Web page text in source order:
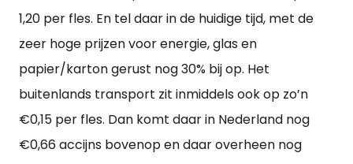
1,20 per fles. En tel daar in de huidige tijd, met de
zeer hoge prijzen voor energie, glas en
papier/karton gerust nog 30% bij op. Het
buitenlands transport zit inmiddels ook op zo’n
€0,15 per fles. Dan komt daar in Nederland nog
€0,66 accijns bovenop en daar overheen nog